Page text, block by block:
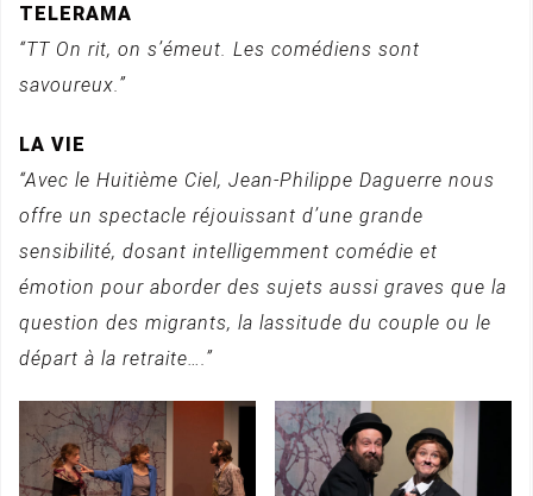
TELERAMA
“TT On rit, on s’émeut. Les comédiens sont
savoureux.”
LA VIE
“Avec le Huitième Ciel, Jean-Philippe Daguerre nous
offre un spectacle réjouissant d’une grande
sensibilité, dosant intelligemment comédie et
émotion pour aborder des sujets aussi graves que la
question des migrants, la lassitude du couple ou le
départ à la retraite….”